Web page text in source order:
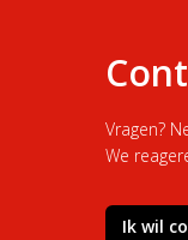
Vragen?
We
Ik wil